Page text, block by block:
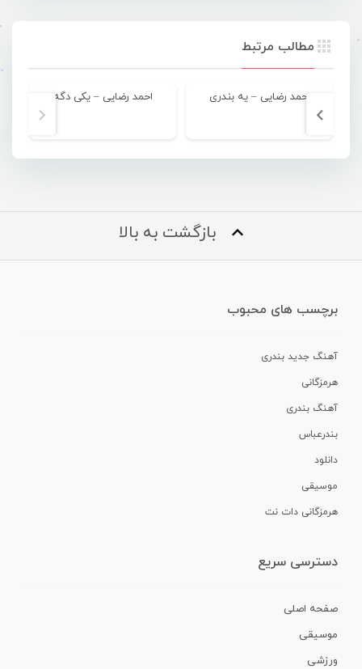
مطالب مرتبط
احمد رضایی – یه بندری احمد رضایی – یکی دگه
بازگشت به بالا
برچسب های محبوب
آهنگ جدید بندری
هرمزگانی
آهنگ بندری
بندرعباس
دانلود
موسیقی
هرمزگانی دات نت
دسترسی سریع
صفحه اصلی
موسیقی
ورزشی